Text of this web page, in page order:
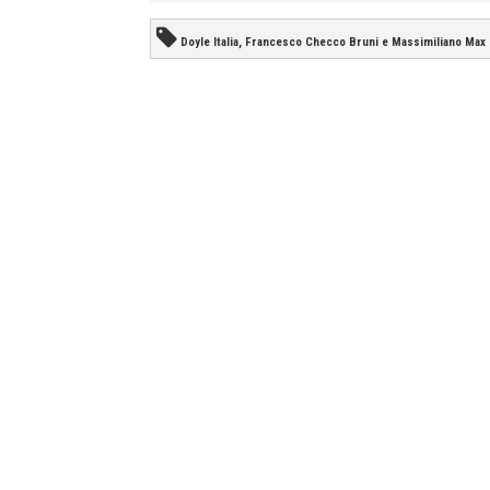
Doyle Italia, Francesco Checco Bruni e Massimiliano